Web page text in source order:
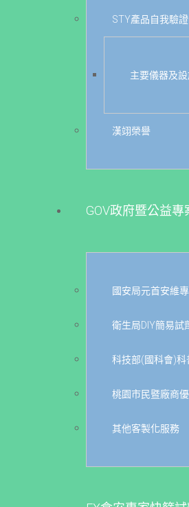
STY產品自我驗
主要儀器及
漢翊榮譽
GOV政府暨公益專
國安局元首安維
衛生局DIY簡易試
科技部(國科會)科
桃園市民暨廠商
其他客製化服務